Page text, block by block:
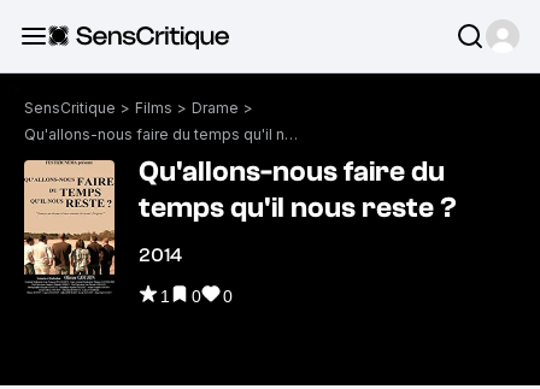
SensCritique > Films > Drame >
Qu'allons-nous faire du temps qu'il nous reste ?
Qu'allons-nous faire du
temps qu'il nous reste ?
2014
1 0 0